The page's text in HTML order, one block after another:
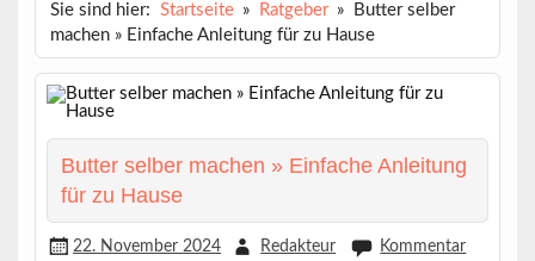
Sie sind hier: Startseite Ratgeber
Butter selber
machen » Einfache Anleitung für zu Hause
Butter selber machen » Einfache Anleitung
für zu Hause
22. November 2024 Redakteur
Kommentar